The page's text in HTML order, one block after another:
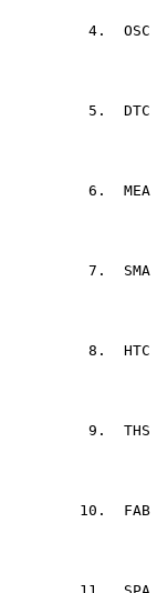
4. OSC
5. DTC
6. MEA
7. SMA
8. HTC
9. THS
10. FAB